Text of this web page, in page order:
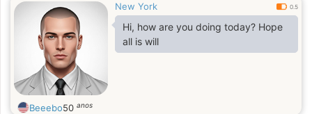
New York 0.5
Hi, how are you doing today? Hope
all is will
Beeebo50 anos